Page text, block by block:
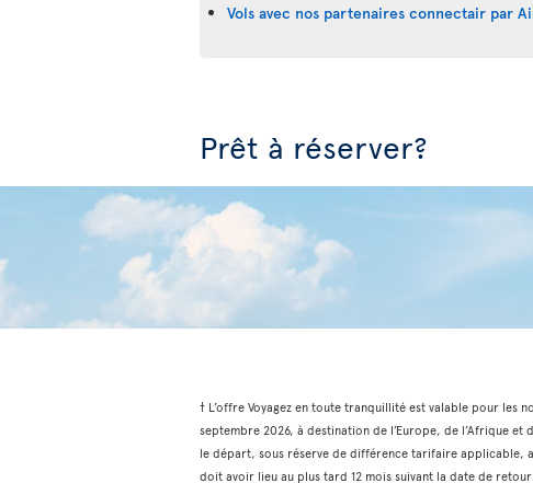
Vols avec nos partenaires connectair par
Prêt à réserver?
† L’offre Voyagez en toute tranquillité est valable pour les
septembre 2026, à destination de l’Europe, de l’Afrique
le départ, sous réserve de différence tarifaire applicable,
doit avoir lieu au plus tard 12 mois suivant la date de